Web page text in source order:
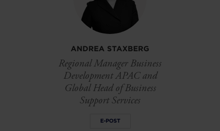
ANDREA STAXBERG
Regional Manager Business
Development APAC and
Global Head of Business
Support Services
E-POST